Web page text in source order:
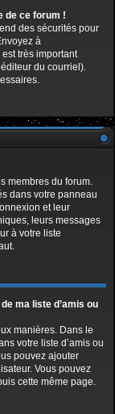
de ce forum !
des sécurités pour
à
très important
du courriel).
membres du forum.
dans votre panneau
et leur
leurs messages
à votre liste
ma liste d’amis ou
manières. Dans le
votre liste d’amis ou
pouvez ajouter
Vous pouvez
cette même page.